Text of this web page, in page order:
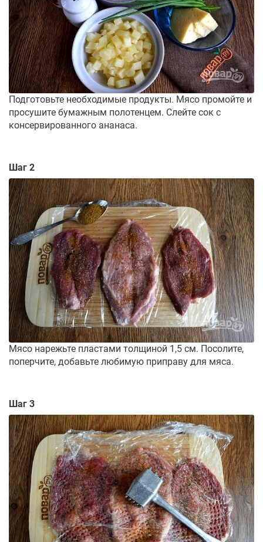
Подготовьте необходимые продукты. Мясо промойте и
просушите бумажным полотенцем. Слейте сок с
консервированного ананаса.
Шаг 2
Мясо нарежьте пластами толщиной 1,5 см. Посолите,
поперчите, добавьте любимую приправу для мяса.
Шаг 3